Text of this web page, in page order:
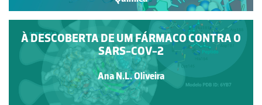
À DESCOBERTA DE UM FÁRMACO CONTRA O
SARS-COV-2
Ana N.L. Oliveira